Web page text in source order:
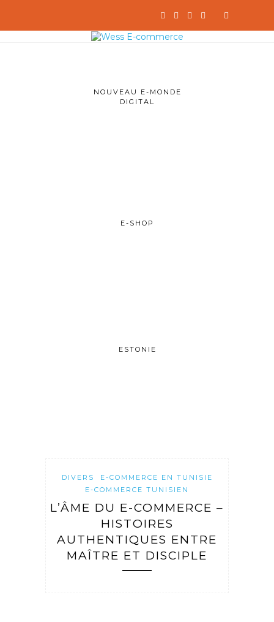
NOUVEAU E-MONDE
DIGITAL
E-SHOP
ESTONIE
DIVERS
E-COMMERCE EN TUNISIE
E-COMMERCE TUNISIEN
L’ÂME DU E-COMMERCE –
HISTOIRES
AUTHENTIQUES ENTRE
MAÎTRE ET DISCIPLE